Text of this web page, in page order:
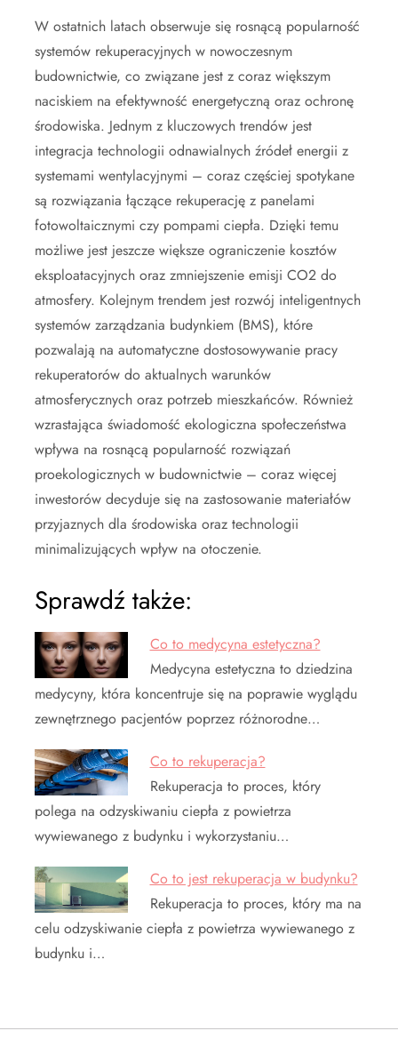
W ostatnich latach obserwuje się rosnącą popularność
systemów rekuperacyjnych w nowoczesnym
budownictwie, co związane jest z coraz większym
naciskiem na efektywność energetyczną oraz ochronę
środowiska. Jednym z kluczowych trendów jest
integracja technologii odnawialnych źródeł energii z
systemami wentylacyjnymi – coraz częściej spotykane
są rozwiązania łączące rekuperację z panelami
fotowoltaicznymi czy pompami ciepła. Dzięki temu
możliwe jest jeszcze większe ograniczenie kosztów
eksploatacyjnych oraz zmniejszenie emisji CO2 do
atmosfery. Kolejnym trendem jest rozwój inteligentnych
systemów zarządzania budynkiem (BMS), które
pozwalają na automatyczne dostosowywanie pracy
rekuperatorów do aktualnych warunków
atmosferycznych oraz potrzeb mieszkańców. Również
wzrastająca świadomość ekologiczna społeczeństwa
wpływa na rosnącą popularność rozwiązań
proekologicznych w budownictwie – coraz więcej
inwestorów decyduje się na zastosowanie materiałów
przyjaznych dla środowiska oraz technologii
minimalizujących wpływ na otoczenie.
Sprawdź także:
Co to medycyna estetyczna?
Medycyna estetyczna to dziedzina
medycyny, która koncentruje się na poprawie wyglądu
zewnętrznego pacjentów poprzez różnorodne…
Co to rekuperacja?
Rekuperacja to proces, który
polega na odzyskiwaniu ciepła z powietrza
wywiewanego z budynku i wykorzystaniu…
Co to jest rekuperacja w budynku?
Rekuperacja to proces, który ma na
celu odzyskiwanie ciepła z powietrza wywiewanego z
budynku i…